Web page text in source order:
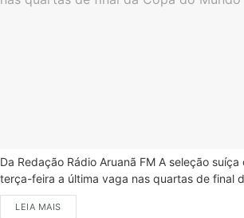
Da Redação Rádio Aruanã FM A seleção
terça-feira a última vaga nas quartas de final
LEIA MAIS